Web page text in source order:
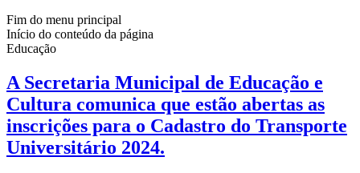
Fim do menu principal
Início do conteúdo da página
Educação
A Secretaria Municipal de Educação e
Cultura comunica que estão abertas as
inscrições para o Cadastro do Transporte
Universitário 2024.